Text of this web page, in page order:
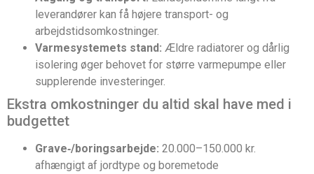
leverandører kan få højere transport- og
arbejdstidsomkostninger.
Varmesystemets stand: Ældre radiatorer og dårlig
isolering øger behovet for større varmepumpe eller
supplerende investeringer.
Ekstra omkostninger du altid skal have med i
budgettet
Grave‑/boringsarbejde: 20.000–150.000 kr.
afhængigt af jordtype og boremetode